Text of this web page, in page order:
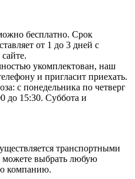
бесплатно. Срок
от 1 до 3 дней с
укомплектован, наш
и пригласит приехать.
с понедельника по четверг
до 15:30. Суббота и
транспортными
выбрать любую
компанию.